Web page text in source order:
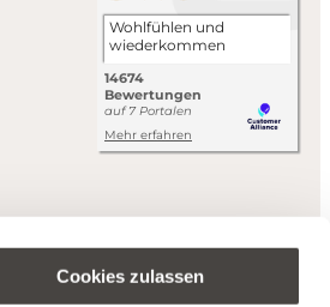
Cookies zulassen